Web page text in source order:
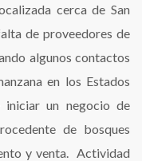
cerca de San
de proveedores de
algunos contactos
en los Estados
un negocio de
de bosques
y venta. Actividad